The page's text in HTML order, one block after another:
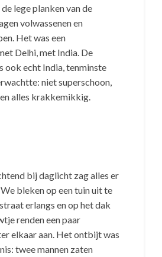
lege planken van de
volwassenen en
Het was een
Delhi, met India. De
ook echt India, tenminste
niet superschoon,
alles krakkemikkig.
bij daglicht zag alles er
bleken op een tuin uit te
erlangs en op het dak
renden een paar
elkaar aan. Het ontbijt was
twee mannen zaten